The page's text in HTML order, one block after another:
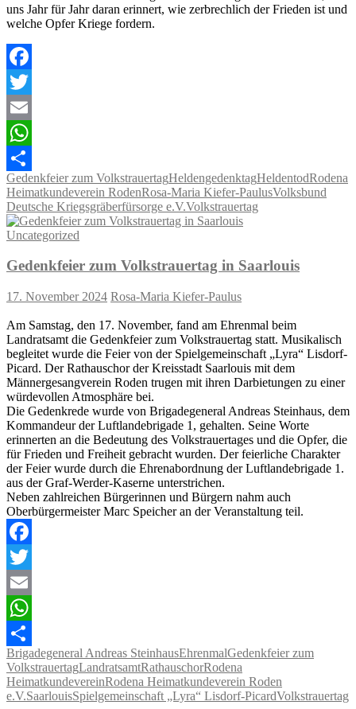
uns Jahr für Jahr daran erinnert, wie zerbrechlich der Frieden ist und
welche Opfer Kriege fordern.
Facebook
Twitter
Email
WhatsApp
Teilen
Gedenkfeier zum VolkstrauertagHeldengedenktagHeldentodRodena
Heimatkundeverein RodenRosa-Maria Kiefer-PaulusVolksbund
Deutsche Kriegsgräberfürsorge e.V.Volkstrauertag
Uncategorized
Gedenkfeier zum Volkstrauertag in Saarlouis
17. November 2024 Rosa-Maria Kiefer-Paulus
Am Samstag, den 17. November, fand am Ehrenmal beim
Landratsamt die Gedenkfeier zum Volkstrauertag statt. Musikalisch
begleitet wurde die Feier von der Spielgemeinschaft „Lyra“ Lisdorf-
Picard. Der Rathauschor der Kreisstadt Saarlouis mit dem
Männergesangverein Roden trugen mit ihren Darbietungen zu einer
würdevollen Atmosphäre bei.
Die Gedenkrede wurde von Brigadegeneral Andreas Steinhaus, dem
Kommandeur der Luftlandebrigade 1, gehalten. Seine Worte
erinnerten an die Bedeutung des Volkstrauertages und die Opfer, die
für Frieden und Freiheit gebracht wurden. Der feierliche Charakter
der Feier wurde durch die Ehrenabordnung der Luftlandebrigade 1.
aus der Graf-Werder-Kaserne unterstrichen.
Neben zahlreichen Bürgerinnen und Bürgern nahm auch
Oberbürgermeister Marc Speicher an der Veranstaltung teil.
Facebook
Twitter
Email
WhatsApp
Teilen
Brigadegeneral Andreas SteinhausEhrenmalGedenkfeier zum
VolkstrauertagLandratsamtRathauschorRodena
HeimatkundevereinRodena Heimatkundeverein Roden
e.V.SaarlouisSpielgemeinschaft „Lyra“ Lisdorf-PicardVolkstrauertag